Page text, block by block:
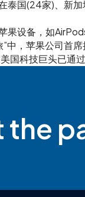
泰国(24家)、新
果设备，如
中，苹果公司首
国科技巨头已通
the